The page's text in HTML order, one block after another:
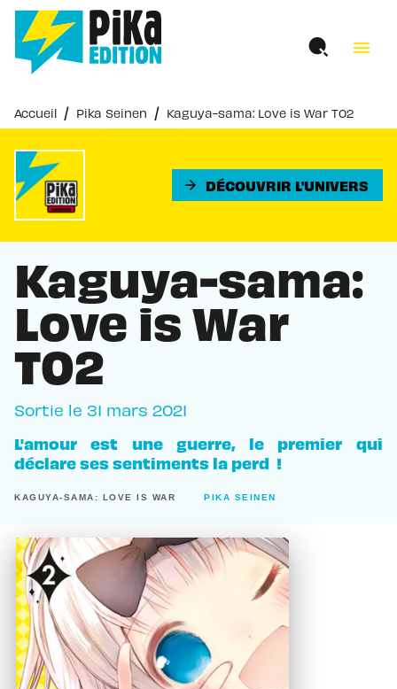
MENU RECHERCHE
PIED DE PAGE
menu
Accueil / Pika Seinen / Kaguya-sama: Love is War T02
arrow_forward DÉCOUVRIR L'UNIVERS
Kaguya-sama:
Love is War
T02
Sortie le 31 mars 2021
L'amour est une guerre, le premier qui
déclare ses sentiments la perd !
KAGUYA-SAMA: LOVE IS WAR PIKA SEINEN